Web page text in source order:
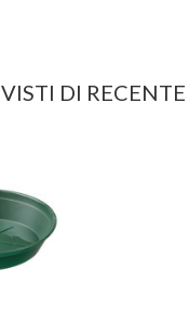
VISTI DI RECENTE